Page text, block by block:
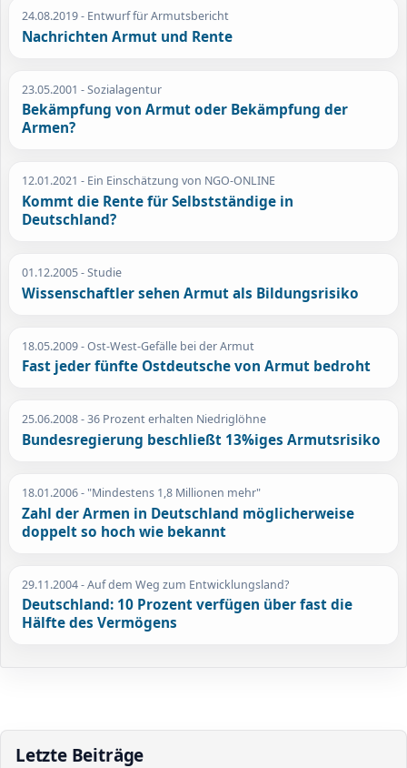
24.08.2019- Entwurf für Armutsbericht
Nachrichten Armut und Rente
23.05.2001 - Sozialagentur
Bekämpfung von Armut oder Bekämpfung der
Armen?
12.01.2021 - Ein Einschätzung von NGO-ONLINE
Kommt die Rente für Selbstständige in
Deutschland?
01.12.2005- Studie
Wissenschaftler sehen Armut als Bildungsrisiko
18.05.2009- Ost-West-Gefälle bei der Armut
Fast jeder fünfte Ostdeutsche von Armut bedroht
25.06.2008- 36 Prozent erhalten Niedriglöhne
Bundesregierung beschließt 13%iges Armutsrisiko
18.01.2006- "Mindestens 1,8 Millionen mehr"
Zahl der Armen in Deutschland möglicherweise
doppelt so hoch wie bekannt
29.11.2004- Auf dem Weg zum Entwicklungsland?
Deutschland: 10 Prozent verfügen über fast die
Hälfte des Vermögens
Letzte Beiträge